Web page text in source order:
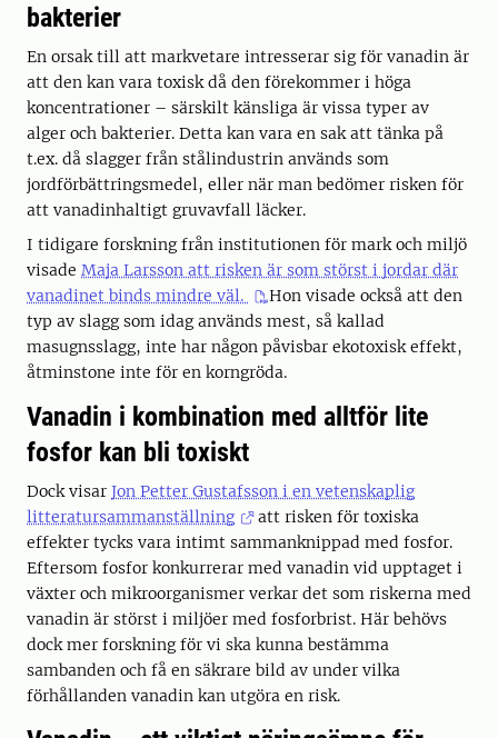
bakterier
En orsak till att markvetare intresserar sig för vanadin är
att den kan vara toxisk då den förekommer i höga
koncentrationer – särskilt känsliga är vissa typer av
alger och bakterier. Detta kan vara en sak att tänka på
t.ex. då slagger från stålindustrin används som
jordförbättringsmedel, eller när man bedömer risken för
att vanadinhaltigt gruvavfall läcker.
I tidigare forskning från institutionen för mark och miljö
visade Maja Larsson att risken är som störst i jordar där
vanadinet binds mindre väl.
Hon visade också att den
typ av slagg som idag används mest, så kallad
masugnsslagg, inte har någon påvisbar ekotoxisk effekt,
åtminstone inte för en korngröda.
Vanadin i kombination med alltför lite
fosfor kan bli toxiskt
Dock visar Jon Petter Gustafsson i en vetenskaplig
litteratursammanställning
att risken för toxiska
effekter tycks vara intimt sammanknippad med fosfor.
Eftersom fosfor konkurrerar med vanadin vid upptaget i
växter och mikroorganismer verkar det som riskerna med
vanadin är störst i miljöer med fosforbrist. Här behövs
dock mer forskning för vi ska kunna bestämma
sambanden och få en säkrare bild av under vilka
förhållanden vanadin kan utgöra en risk.